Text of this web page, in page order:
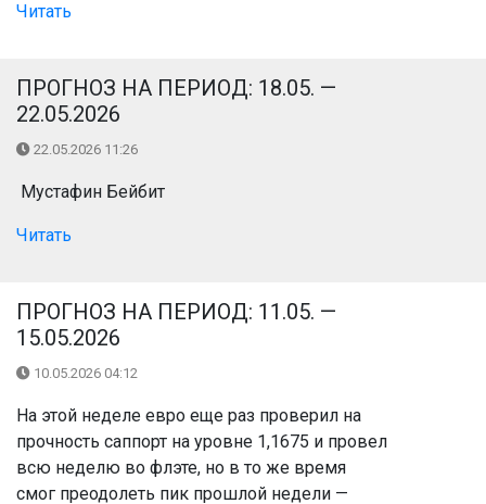
Читать
ПРОГНОЗ НА ПЕРИОД: 18.05. —
22.05.2026
22.05.2026 11:26
Мустафин Бейбит
Читать
ПРОГНОЗ НА ПЕРИОД: 11.05. —
15.05.2026
10.05.2026 04:12
На этой неделе евро еще раз проверил на
прочность саппорт на уровне 1,1675 и провел
всю неделю во флэте, но в то же время
смог преодолеть пик прошлой недели —